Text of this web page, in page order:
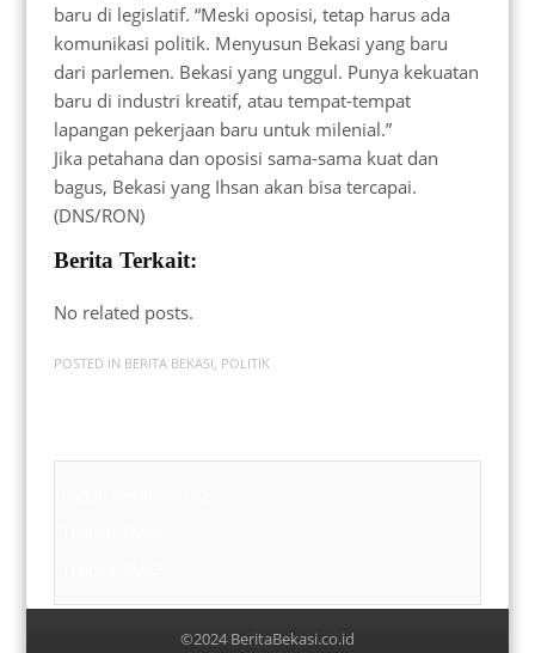
baru di legislatif. “Meski oposisi, tetap harus ada
komunikasi politik. Menyusun Bekasi yang baru
dari parlemen. Bekasi yang unggul. Punya kekuatan
baru di industri kreatif, atau tempat-tempat
lapangan pekerjaan baru untuk milenial.”
Jika petahana dan oposisi sama-sama kuat dan
bagus, Bekasi yang Ihsan akan bisa tercapai.
(DNS/RON)
Berita Terkait:
No related posts.
POSTED IN BERITA BEKASI, POLITIK
©2024 BeritaBekasi.co.id